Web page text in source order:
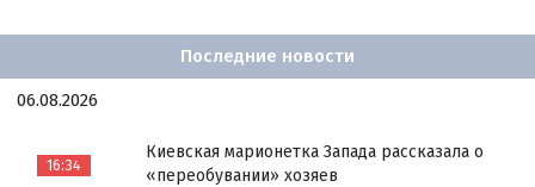
Последние новости
06.08.2026
16:34
Киевская марионетка Запада рассказала о
«переобувании» хозяев